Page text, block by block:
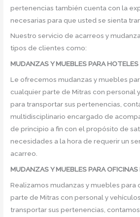
pertenencias también cuenta con la
necesarias para que usted se sienta
Nuestro servicio de acarreos y
tipos de clientes como:
MUDANZAS Y MUEBLES PARA
Le ofrecemos mudanzas y muebles
cualquier parte de Mitras con personal
para transportar sus pertenencias,
multidisciplinario encargado de
de principio a fin con el propósito de
necesidades a la hora de requerir un
acarreo.
MUDANZAS Y MUEBLES PARA
Realizamos mudanzas y muebles para
parte de Mitras con personal y
transportar sus pertenencias,